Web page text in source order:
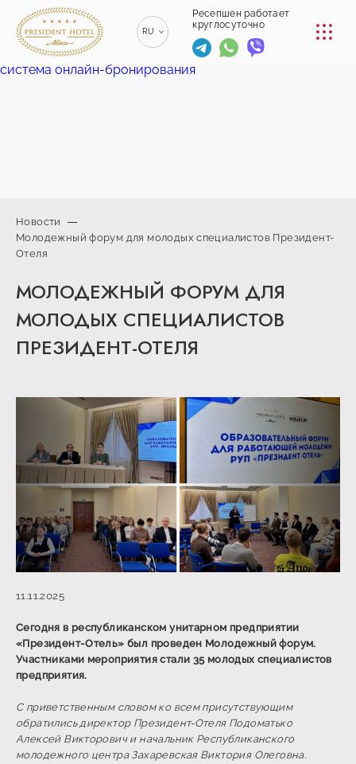
Ресепшен работает
круглосуточно
RU
ENGLISH
EN
КОНФЕРЕНЦ-ЗАЛЫ
РЕСТОРАНЫ
info@president-
Спа-центр
+375 (29) 173-
10-74
+375 (17)
+375
77-01
система онлайн-бронирования
Новости
Молодежный форум для молодых специалистов Президент-
Отеля
МОЛОДЕЖНЫЙ ФОРУМ ДЛЯ
МОЛОДЫХ СПЕЦИАЛИСТОВ
ПРЕЗИДЕНТ-ОТЕЛЯ
11.11.2025
Сегодня в республиканском унитарном предприятии
«Президент-Отель» был проведен Молодежный форум.
Участниками мероприятия стали 35 молодых специалистов
предприятия.
С приветственным словом ко всем присутствующим
обратились директор Президент-Отеля Подоматько
Алексей Викторович и начальник Республиканского
молодежного центра Захаревская Виктория Олеговна.